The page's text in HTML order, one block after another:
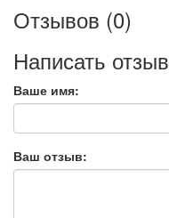
Отзывов (0)
Написать отзыв
Ваше имя:
Ваш отзыв: